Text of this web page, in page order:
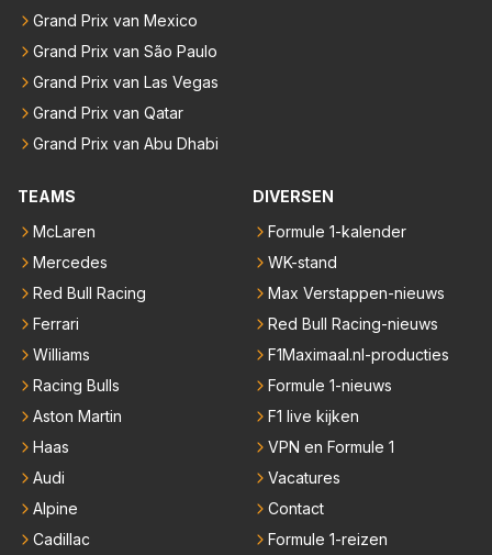
Grand Prix van Mexico
Grand Prix van São Paulo
Grand Prix van Las Vegas
Grand Prix van Qatar
Grand Prix van Abu Dhabi
TEAMS
McLaren
Mercedes
Red Bull Racing
Ferrari
Williams
Racing Bulls
Aston Martin
Haas
Audi
Alpine
Cadillac
DIVERSEN
Formule 1-kalender
WK-stand
Max Verstappen-nieuws
Red Bull Racing-nieuws
F1Maximaal.nl-producties
Formule 1-nieuws
F1 live kijken
VPN en Formule 1
Vacatures
Contact
Formule 1-reizen